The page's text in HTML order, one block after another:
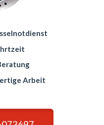
Arbeit